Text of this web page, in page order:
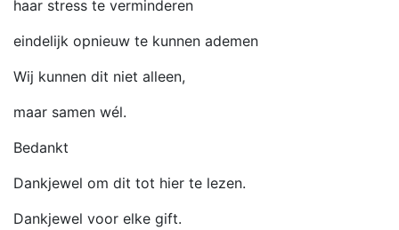
haar stress te verminderen
eindelijk opnieuw te kunnen ademen
Wij kunnen dit niet alleen,
maar samen wél.
Bedankt
Dankjewel om dit tot hier te lezen.
Dankjewel voor elke gift.